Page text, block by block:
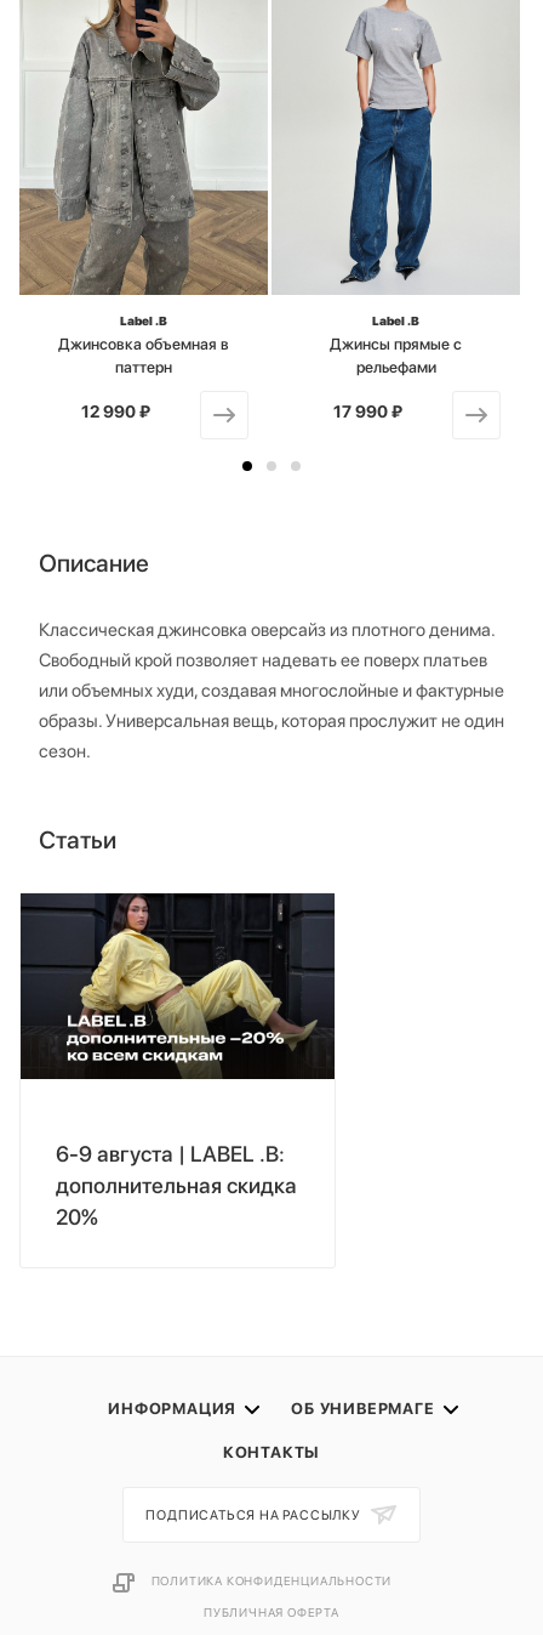
Label .B
Джинсовка объемная в
паттерн
от
12 990 ₽
Label .B
Джинсы прямые с
рельефами
от
17 990 ₽
Описание
Классическая джинсовка оверсайз из плотного денима.
Свободный крой позволяет надевать ее поверх платьев
или объемных худи, создавая многослойные и фактурные
образы. Универсальная вещь, которая прослужит не один
сезон.
Статьи
6-9 августа | LABEL .B:
дополнительная скидка
20%
ИНФОРМАЦИЯ ОБ УНИВЕРМАГЕ
КОНТАКТЫ
ПОДПИСАТЬСЯ НА РАССЫЛКУ
ПОЛИТИКА КОНФИДЕНЦИАЛЬНОСТИ
ПУБЛИЧНАЯ ОФЕРТА